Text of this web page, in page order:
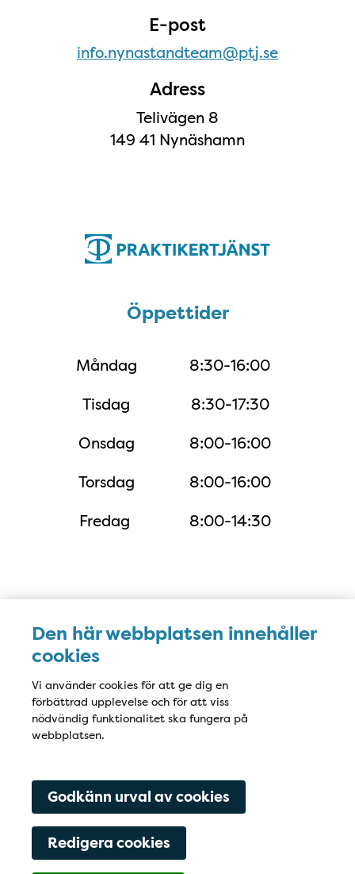
Den här webbplatsen innehåller
cookies
Vi använder cookies för att ge dig en
förbättrad upplevelse och för att viss
nödvändig funktionalitet ska fungera på
webbplatsen.
Godkänn urval av cookies
Redigera cookies
E-post
info.nynastandteam@ptj.se
Adress
Telivägen 8
149 41 Nynäshamn
Öppettider
Måndag
8:30-16:00
Tisdag
8:30-17:30
Onsdag
8:00-16:00
Torsdag
8:00-16:00
Fredag
8:00-14:30
Karta